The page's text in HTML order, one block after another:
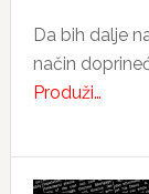
Da bih dalje
način
Produži…